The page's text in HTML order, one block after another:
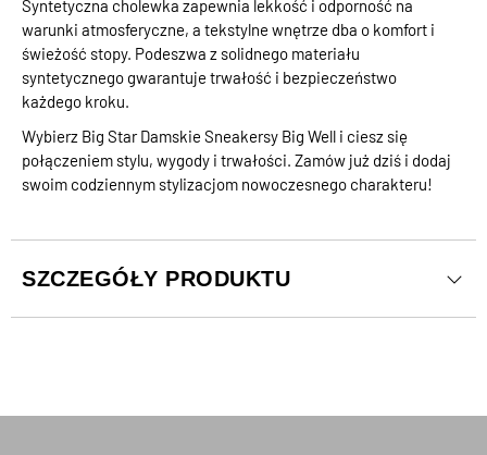
Syntetyczna cholewka zapewnia lekkość i odporność na
warunki atmosferyczne, a tekstylne wnętrze dba o komfort i
świeżość stopy. Podeszwa z solidnego materiału
syntetycznego gwarantuje trwałość i bezpieczeństwo
każdego kroku.
Wybierz Big Star Damskie Sneakersy Big Well i ciesz się
połączeniem stylu, wygody i trwałości. Zamów już dziś i dodaj
swoim codziennym stylizacjom nowoczesnego charakteru!
SZCZEGÓŁY PRODUKTU